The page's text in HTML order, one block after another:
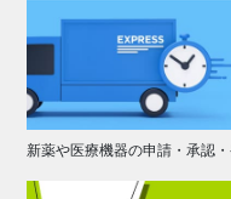
新薬や医療機器の申請・承認